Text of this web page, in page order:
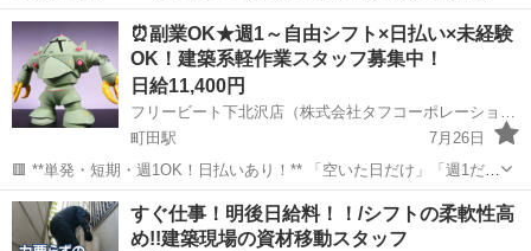
(^^♪ 💛💛女子でも楽勝で出来ちゃうお仕事💛💛 実働６時間の仕事って
こんな感じですよ😄 午前中に３時間配送・・・ ゆっくりお...
東京 町田市 町田駅 配送 ギグワーク
⏰副業OK★週1～自由シフト×日払い×未経験
OK！建築系軽作業スタッフ募集中！
日給11,400円
町田駅
7月26日
🟥 **単発・短期・週1OK！日払いあり！** 「空いた日だけ」「週1だ
け」「がっつり週6」 全部OK！シフトは完全自由♪ 📌 **お仕事内容** *
建築現場での片付け・清掃 * 資材の搬出入 * ...
東京 町田市 町田駅 その他 スタッフ
すぐ仕事！明後日給料！！/シフトの柔軟性高
め!!建築現場の資材移動スタッフ